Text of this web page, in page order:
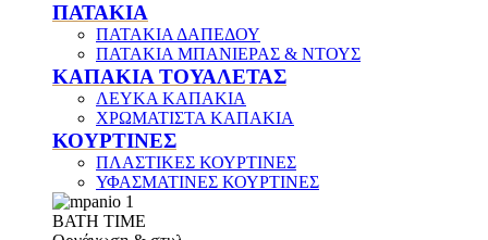
ΠΑΤΑΚΙΑ
ΠΑΤΑΚΙΑ ΔΑΠΕΔΟΥ
ΠΑΤΑΚΙΑ ΜΠΑΝΙΕΡΑΣ & ΝΤΟΥΣ
ΚΑΠΑΚΙΑ ΤΟΥΑΛΕΤΑΣ
ΛΕΥΚΑ ΚΑΠΑΚΙΑ
ΧΡΩΜΑΤΙΣΤΑ ΚΑΠΑΚΙΑ
ΚΟΥΡΤΙΝΕΣ
ΠΛΑΣΤΙΚΕΣ ΚΟΥΡΤΙΝΕΣ
ΥΦΑΣΜΑΤΙΝΕΣ ΚΟΥΡΤΙΝΕΣ
ΒΑΤΗ ΤΙΜΕ